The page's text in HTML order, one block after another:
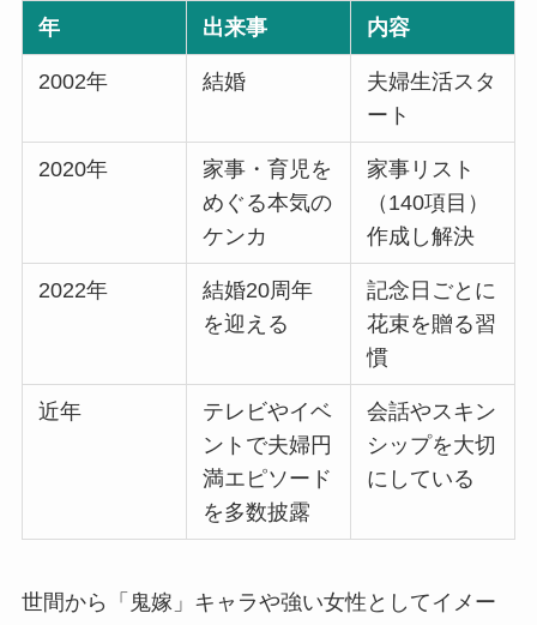
年 出来事 内容
2002年 結婚
夫婦生活スタ
ート
2020年
家事・育児を
めぐる本気の
ケンカ
家事リスト
（140項目）
作成し解決
2022年
結婚20周年
を迎える
記念日ごとに
花束を贈る習
慣
近年
テレビやイベ
ントで夫婦円
満エピソード
を多数披露
会話やスキン
シップを大切
にしている
世間から「鬼嫁」キャラや強い女性としてイメー